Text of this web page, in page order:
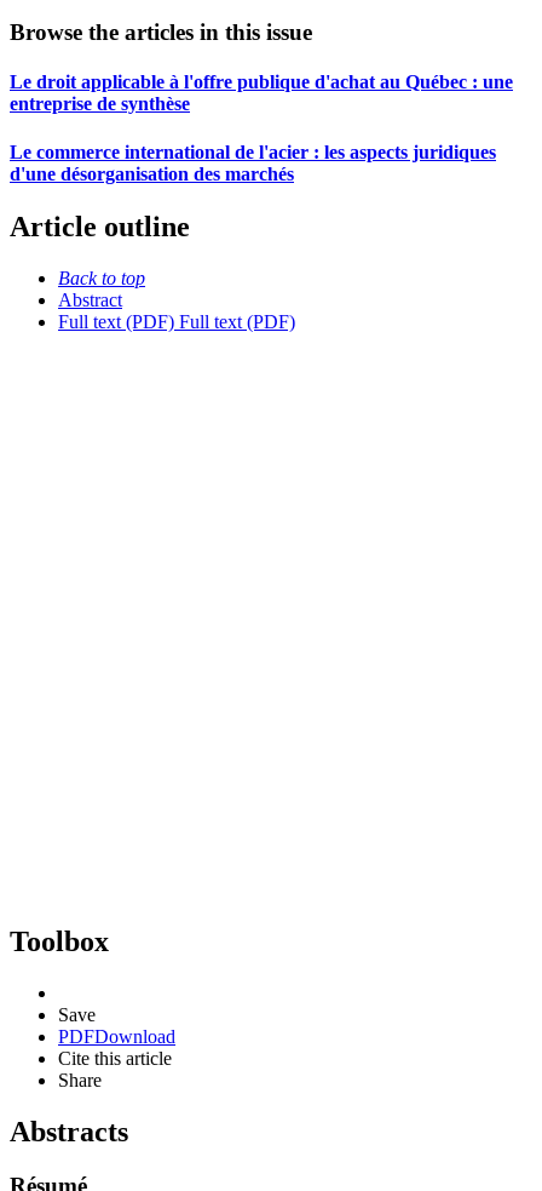
Browse the articles in this issue
Le droit applicable à l'offre publique d'achat au Québec : une
entreprise de synthèse
Le commerce international de l'acier : les aspects juridiques
d'une désorganisation des marchés
Article outline
Back to top
Abstract
Full text (PDF) Full text (PDF)
Toolbox
Save
PDFDownload
Cite this article
Share
Abstracts
Résumé